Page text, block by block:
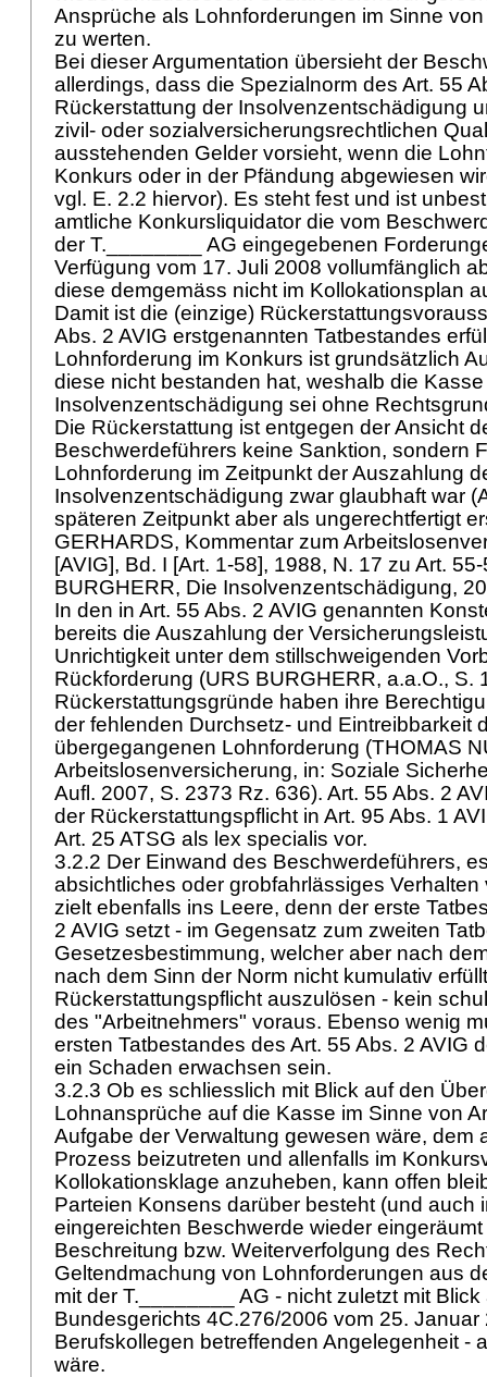
Ansprüche als Lohnforderungen im Sinne von
zu werten.
Bei dieser Argumentation übersieht der
allerdings, dass die Spezialnorm des Art. 55
Rückerstattung der Insolvenzentschädigung
zivil- oder sozialversicherungsrechtlichen
ausstehenden Gelder vorsieht, wenn die
Konkurs oder in der Pfändung abgewiesen
vgl. E. 2.2 hiervor). Es steht fest und ist
amtliche Konkursliquidator die vom
der T.________ AG eingegebenen
Verfügung vom 17. Juli 2008 vollumfänglich
diese demgemäss nicht im Kollokationsplan
Damit ist die (einzige)
Abs. 2 AVIG erstgenannten Tatbestandes
Lohnforderung im Konkurs ist grundsätzlich
diese nicht bestanden hat, weshalb die
Insolvenzentschädigung sei ohne
Die Rückerstattung ist entgegen der Ansicht
Beschwerdeführers keine Sanktion, sondern
Lohnforderung im Zeitpunkt der Auszahlung
Insolvenzentschädigung zwar glaubhaft war (
späteren Zeitpunkt aber als ungerechtfertigt
GERHARDS, Kommentar zum
[AVIG], Bd. I [Art. 1-58], 1988, N. 17 zu Art.
BURGHERR, Die Insolvenzentschädigung,
In den in Art. 55 Abs. 2 AVIG genannten
bereits die Auszahlung der
Unrichtigkeit unter dem stillschweigenden
Rückforderung (URS BURGHERR, a.a.O., S.
Rückerstattungsgründe haben ihre
der fehlenden Durchsetz- und Eintreibbarkeit
übergegangenen Lohnforderung (THOMAS
Arbeitslosenversicherung, in: Soziale
Aufl. 2007, S. 2373 Rz. 636). Art. 55 Abs. 2
der Rückerstattungspflicht in Art. 95 Abs. 1
Art. 25 ATSG als lex specialis vor.
3.2.2 Der Einwand des Beschwerdeführers,
absichtliches oder grobfahrlässiges
zielt ebenfalls ins Leere, denn der erste
2 AVIG setzt - im Gegensatz zum zweiten
Gesetzesbestimmung, welcher aber nach
nach dem Sinn der Norm nicht kumulativ
Rückerstattungspflicht auszulösen - kein
des "Arbeitnehmers" voraus. Ebenso wenig
ersten Tatbestandes des Art. 55 Abs. 2 AVIG
ein Schaden erwachsen sein.
3.2.3 Ob es schliesslich mit Blick auf den
Lohnansprüche auf die Kasse im Sinne von
Aufgabe der Verwaltung gewesen wäre, dem
Prozess beizutreten und allenfalls im
Kollokationsklage anzuheben, kann offen
Parteien Konsens darüber besteht (und auch
eingereichten Beschwerde wieder
Beschreitung bzw. Weiterverfolgung des
Geltendmachung von Lohnforderungen aus
mit der T.________ AG - nicht zuletzt mit
Bundesgerichts 4C.276/2006 vom 25. Januar
Berufskollegen betreffenden Angelegenheit -
wäre.